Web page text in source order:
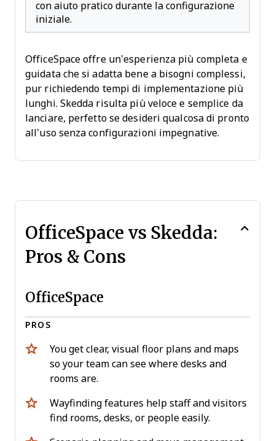
con aiuto pratico durante la configurazione
iniziale.
OfficeSpace offre un’esperienza più completa e
guidata che si adatta bene a bisogni complessi,
pur richiedendo tempi di implementazione più
lunghi. Skedda risulta più veloce e semplice da
lanciare, perfetto se desideri qualcosa di pronto
all’uso senza configurazioni impegnative.
OfficeSpace vs Skedda:
Pros & Cons
OfficeSpace
PROS
You get clear, visual floor plans and maps
so your team can see where desks and
rooms are.
Wayfinding features help staff and visitors
find rooms, desks, or people easily.